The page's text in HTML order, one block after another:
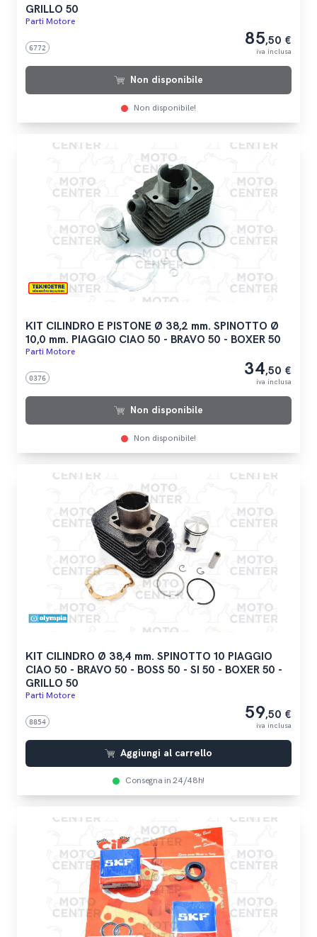
GRILLO 50
Parti Motore
6772 85,50 €
iva inclusa
Non disponibile
Non disponibile!
KIT CILINDRO E PISTONE Ø 38,2 mm. SPINOTTO Ø
10,0 mm. PIAGGIO CIAO 50 - BRAVO 50 - BOXER 50
Parti Motore
0376 34,50 €
iva inclusa
Non disponibile
Non disponibile!
KIT CILINDRO Ø 38,4 mm. SPINOTTO 10 PIAGGIO
CIAO 50 - BRAVO 50 - BOSS 50 - SI 50 - BOXER 50 -
GRILLO 50
Parti Motore
8854 59,50 €
iva inclusa
Aggiungi al carrello
Consegna in 24/48h!